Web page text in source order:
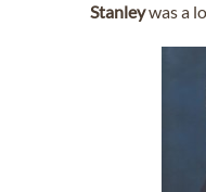
Stanleywas a